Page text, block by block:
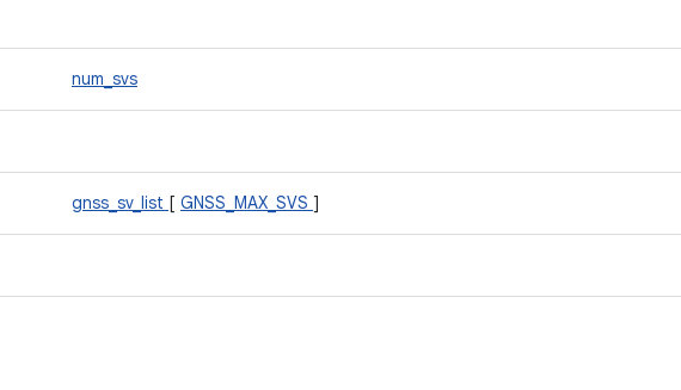
num_svs
gnss_sv_list [ GNSS_MAX_SVS ]